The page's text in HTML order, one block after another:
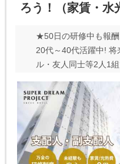
ろう！（家賃・
★50日の研修中も報
20代～40代活躍中!
ル・友人同士等2人1
に成長&やりがい&収
ホテルの支配人はお
は多岐に渡ります。
事です！ 将来叶えた
度、お問合せください